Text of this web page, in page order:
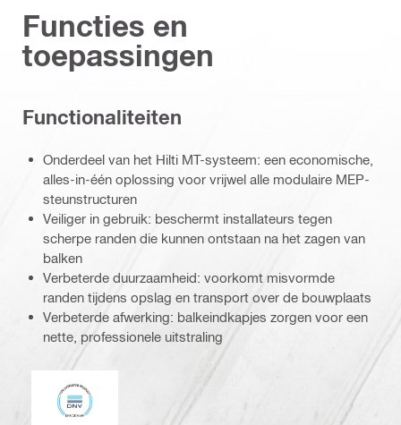
Functies en
toepassingen
Functionaliteiten
Onderdeel van het Hilti MT-systeem: een economische,
alles-in-één oplossing voor vrijwel alle modulaire MEP-
steunstructuren
Veiliger in gebruik: beschermt installateurs tegen
scherpe randen die kunnen ontstaan na het zagen van
balken
Verbeterde duurzaamheid: voorkomt misvormde
randen tijdens opslag en transport over de bouwplaats
Verbeterde afwerking: balkeindkapjes zorgen voor een
nette, professionele uitstraling
DNV